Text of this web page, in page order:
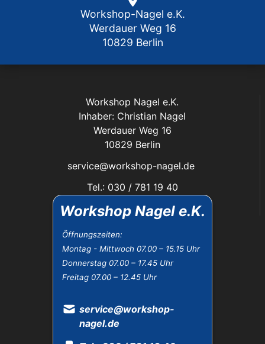
Workshop Nagel e.K.
Öffnungszeiten:
Montag - Mittwoch 07.00 – 15.15 Uhr
Donnerstag 07.00 – 17.45 Uhr
Freitag 07.00 – 12.45 Uhr
service@workshop-
nagel.de
Workshop-Nagel e.K.
Werdauer Weg 16
10829 Berlin
Workshop Nagel e.K.
Inhaber: Christian Nagel
Werdauer Weg 16
10829 Berlin
service@workshop-nagel.de
Tel.: 030 / 781 19 40
Das Unternehmen:
Öffnungszeiten
Datenschutz
Impressum
AGB